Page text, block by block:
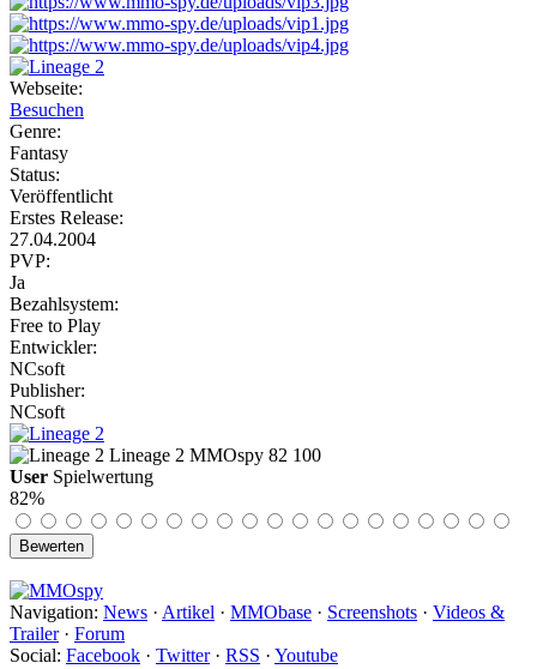
Webseite:
Besuchen
Genre:
Fantasy
Status:
Veröffentlicht
Erstes Release:
27.04.2004
PVP:
Ja
Bezahlsystem:
Free to Play
Entwickler:
NCsoft
Publisher:
NCsoft
Lineage 2 MMOspy 82 100
User Spielwertung
82%
Navigation: News · Artikel · MMObase · Screenshots · Videos &
Trailer· Forum
Social: Facebook · Twitter· RSS · Youtube